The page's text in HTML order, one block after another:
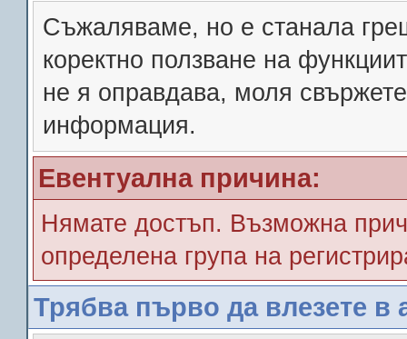
Съжалявамe, но е станала
коректно ползване на
не я оправдава, моля
информация.
Евентуална причина:
Нямате достъп. Възможна
определена група на
Трябва първо да влезете в